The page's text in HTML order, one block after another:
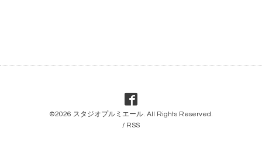
©2026 スタジオプルミエール. All Rights Reserved.
/ RSS